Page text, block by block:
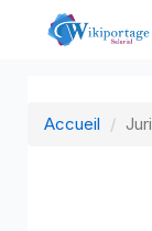
Accueil